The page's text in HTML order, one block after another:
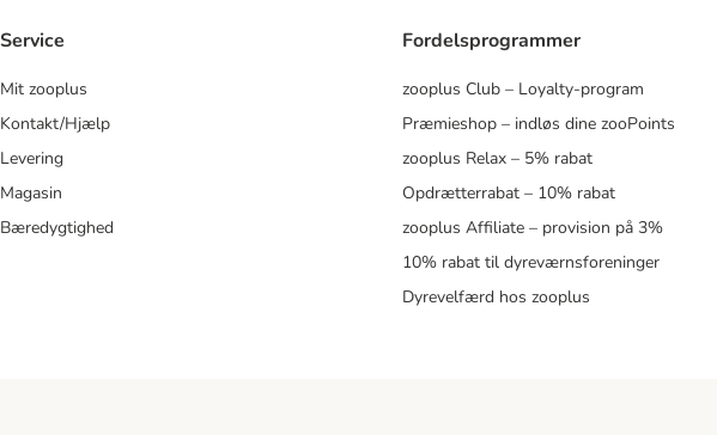
Service
Mit zooplus
Kontakt/Hjælp
Levering
Magasin
Bæredygtighed
Fordelsprogrammer
zooplus Club – Loyalty-program
Præmieshop – indløs dine zooPoints
zooplus Relax – 5% rabat
Opdrætterrabat – 10% rabat
zooplus Affiliate – provision på 3%
10% rabat til dyreværnsforeninger
Dyrevelfærd hos zooplus